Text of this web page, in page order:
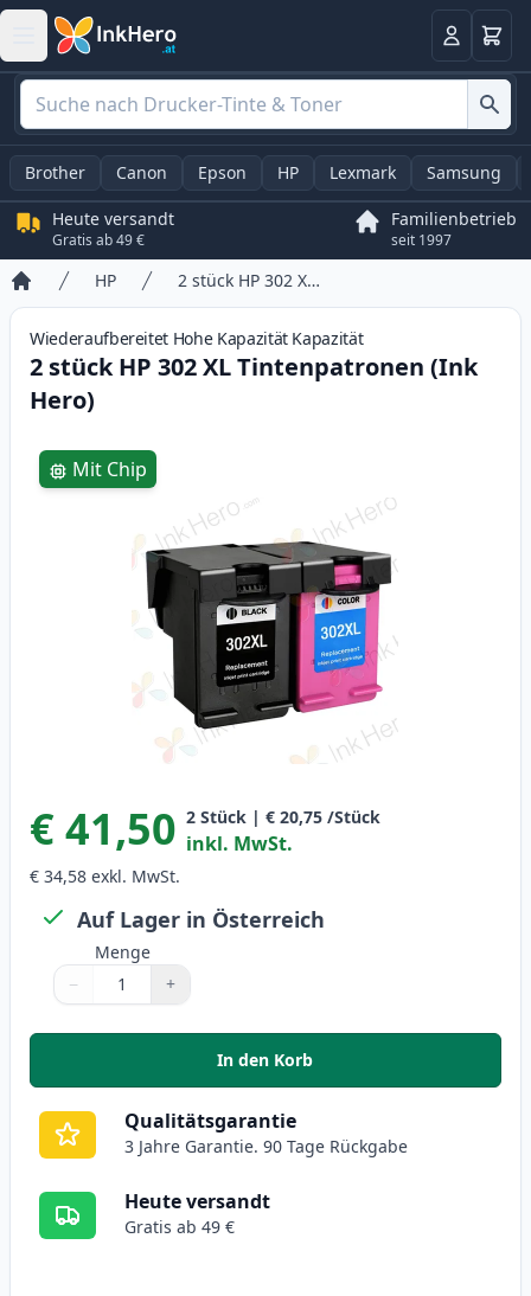
Anmelden
Brother Canon Epson HP Lexmark Samsung
Heute versandt
Gratis ab 49 €
Familienbetrieb
seit 1997
Startseite
HP 2 stück HP 302 XL Tintenpatronen (Ink Hero)
Wiederaufbereitet Hohe Kapazität Kapazität
2 stück HP 302 XL Tintenpatronen (Ink
Hero)
Product information
Mit Chip
€ 41,50 2 Stück | € 20,75 /Stück
inkl. MwSt.
€ 34,58 exkl. MwSt.
Auf Lager in Österreich
Menge
Menge
Verwenden Sie die Tasten, um anzupassen
− +
Menge 1
In den Korb
, 2 stück HP 302 XL
Qualitätsgarantie
3 Jahre Garantie. 90 Tage Rückgabe
Heute versandt
Gratis ab 49 €